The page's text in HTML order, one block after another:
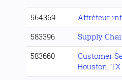
564369
Affréteur
583396
Supply
583660
Customer
Houston, TX